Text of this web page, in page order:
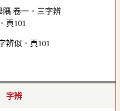
辨似．頁101
字辨